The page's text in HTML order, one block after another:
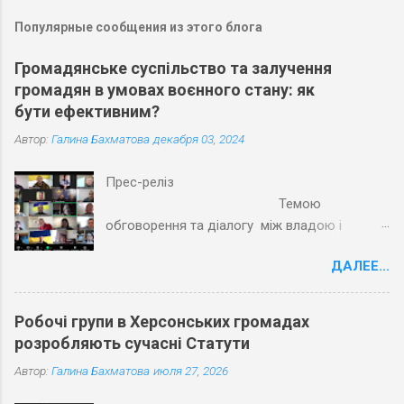
Популярные сообщения из этого блога
Громадянське суспільство та залучення
громадян в умовах воєнного стану: як
бути ефективним?
Автор: Галина Бахматова декабря 03, 2024
Прес-реліз
Темою
обговорення та діалогу між владою і
Круглому столі наприкінці листопада 2024
року була тема нашої співпраці та
демократія участі в громадах Херсонщини:
виклики, можливості та рішення". Наразі
вкрай затребуваним є реальне залучення
ДАЛЕЕ...
Робочі групи в Херсонських громадах
розробляють сучасні Статути
Автор: Галина Бахматова июля 27, 2026